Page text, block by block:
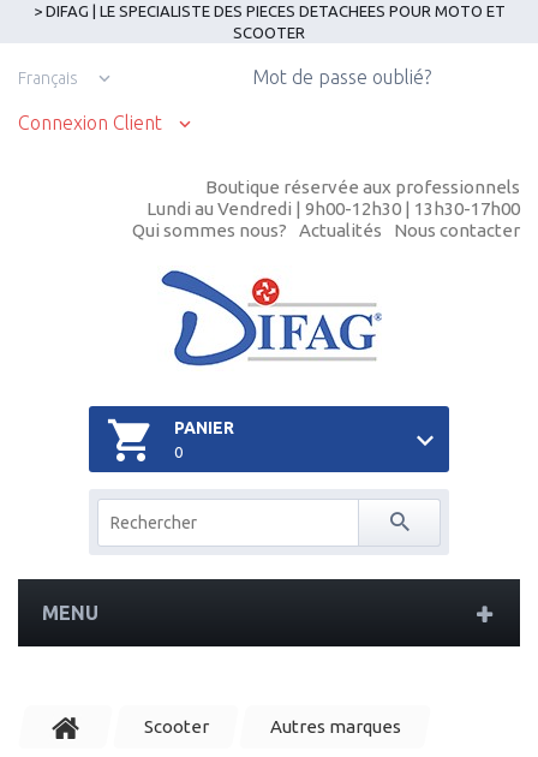
> DIFAG | LE SPECIALISTE DES PIECES DETACHEES POUR MOTO ET
SCOOTER
Français
Connexion Client
Mot de passe oublié?
Boutique réservée aux professionnels
Lundi au Vendredi | 9h00-12h30 | 13h30-17h00
Qui sommes nous?
Actualités Nous contacter
PANIER
0
MENU
Scooter Autres marques